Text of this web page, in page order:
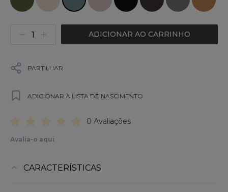
ADICIONAR AO CARRINHO
PARTILHAR
ADICIONAR À LISTA DE NASCIMENTO
0 Avaliações
Avalia-o aqui
CARACTERÍSTICAS